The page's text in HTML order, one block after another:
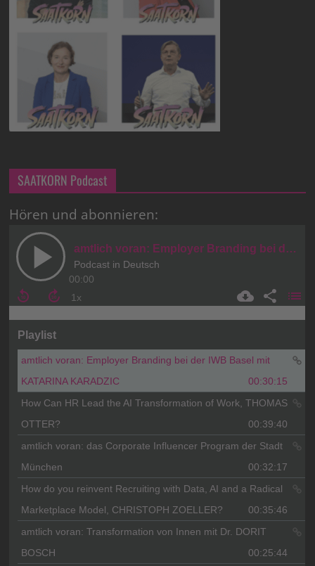
SAATKORN Podcast
Hören und abonnieren: